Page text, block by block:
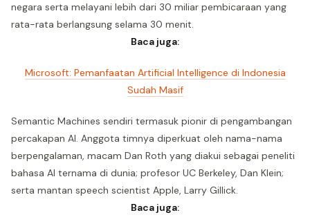
negara serta melayani lebih dari 30 miliar pembicaraan yang
rata-rata berlangsung selama 30 menit.
Baca juga:
Microsoft: Pemanfaatan Artificial Intelligence di Indonesia
Sudah Masif
Semantic Machines sendiri termasuk pionir di pengambangan
percakapan AI. Anggota timnya diperkuat oleh nama-nama
berpengalaman, macam Dan Roth yang diakui sebagai peneliti
bahasa AI ternama di dunia; profesor UC Berkeley, Dan Klein;
serta mantan speech scientist Apple, Larry Gillick.
Baca juga: